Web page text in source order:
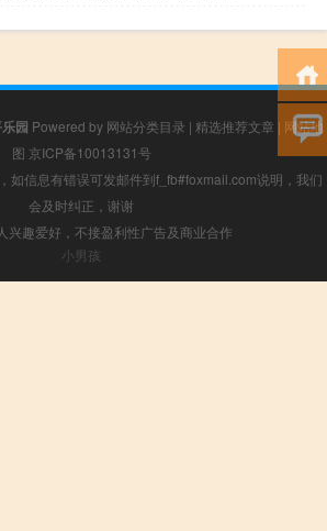
园 Powered by 网站分类目录 | 精选推荐文章 | 网站地
图 京ICP备10013131号
如信息有错误可发邮件到f_fb#foxmail.com说明，我们
会及时纠正，谢谢
兴趣爱好，不接盈利性广告及商业合作
小男孩